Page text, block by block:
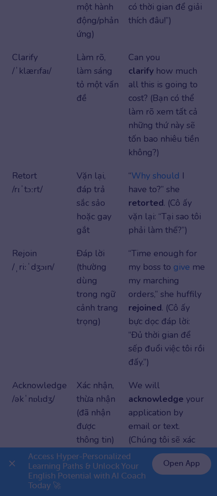
một hành
động/phản
ứng)
có thời gian để giải
thích đâu!”)
Clarify
/ˈklærɪfaɪ/
Làm rõ,
làm sáng
tỏ một vấn
đề
Can you
clarify how much
all this is going to
cost? (Bạn có thể
làm rõ xem tất cả
những thứ này sẽ
tốn bao nhiêu tiền
không?)
Retort
/rɪˈtɔːrt/
Vặn lại,
đáp trả
sắc sảo
hoặc gay
gắt
“Why should I
have to?” she
retorted. (Cô ấy
vặn lại: “Tại sao tôi
phải làm thế?”)
Rejoin
/ˌriːˈdʒɔɪn/
Đáp lời
(thường
dùng
trong ngữ
cảnh trang
trọng)
“Time enough for
my boss to give me
my marching
orders,” she huffily
rejoined. (Cô ấy
bực dọc đáp lời:
“Đủ thời gian để
sếp đuổi việc tôi rồi
đấy.”)
Acknowledge
/əkˈnɒlɪdʒ/
Xác nhận,
thừa nhận
(đã nhận
được
thông tin)
We will
acknowledge your
application by
email or text.
(Chúng tôi sẽ xác
nhận đơn ứng
tuyển của bạn qua
email hoặc tin
👉 Premium 1 năm chỉ 799K
Access Hyper-Personalized
Learning Paths & Unlock Your
English Potential with AI Coach
Today 🚀
Open App